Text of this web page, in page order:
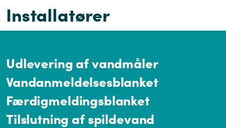
Installatører
Udlevering af vandmåler
Vandanmeldelsesblanket
Færdigmeldingsblanket
Tilslutning af spildevand